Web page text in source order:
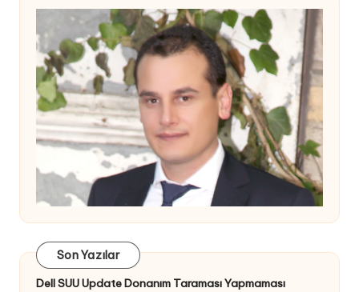
Son Yazılar
Dell SUU Update Donanım Taraması Yapmaması